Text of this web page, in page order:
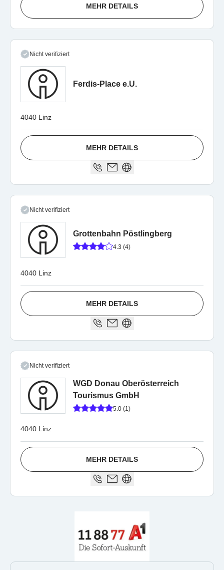
MEHR DETAILS
Nicht verifiziert
Ferdis-Place e.U.
4040 Linz
MEHR DETAILS
Nicht verifiziert
Grottenbahn Pöstlingberg
4.3 (4)
4040 Linz
MEHR DETAILS
Nicht verifiziert
WGD Donau Oberösterreich
Tourismus GmbH
5.0 (1)
4040 Linz
MEHR DETAILS